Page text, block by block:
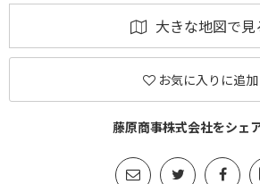
大きな地図で見
お気に入りに追加
藤原商事株式会社をシェ